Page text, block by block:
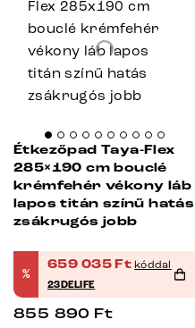
Étkezőpad Taya-Flex
285×190 cm bouclé
krémfehér vékony láb
lapos titán színű hatás
zsákrugós jobb
%
659 035Ft kóddal
23DELIFE
855 890 Ft